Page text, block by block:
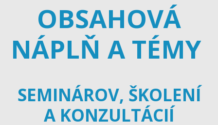
OBSAHOVÁ
NÁPLŇ A TÉMY
SEMINÁROV, ŠKOLENÍ
A KONZULTÁCIÍ